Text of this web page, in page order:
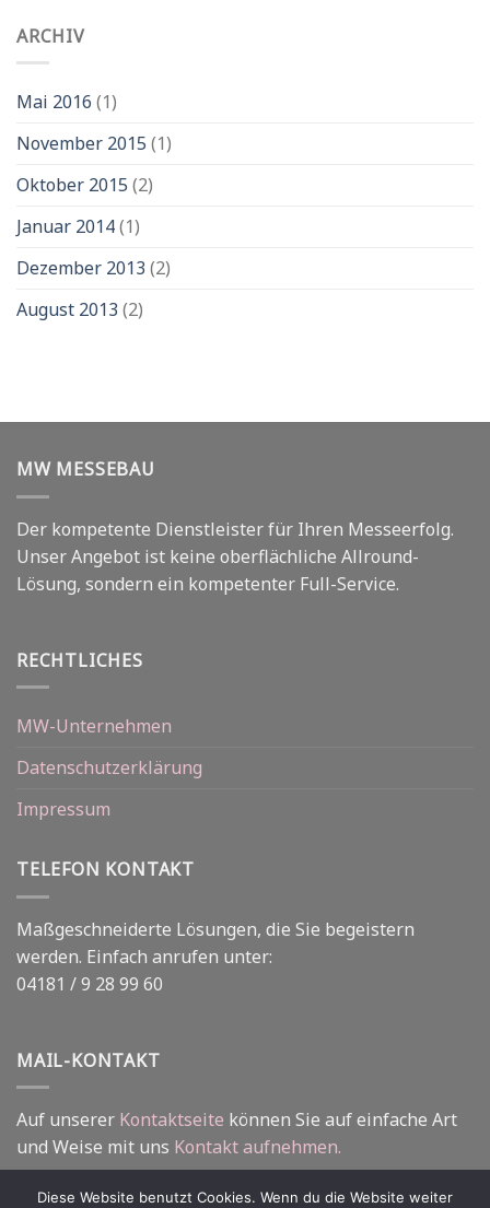
ARCHIV
Mai 2016 (1)
November 2015 (1)
Oktober 2015 (2)
Januar 2014(1)
Dezember 2013 (2)
August 2013 (2)
MW MESSEBAU
Der kompetente Dienstleister für Ihren Messeerfolg.
Unser Angebot ist keine oberflächliche Allround-
Lösung, sondern ein kompetenter Full-Service.
RECHTLICHES
MW-Unternehmen
Datenschutzerklärung
Impressum
TELEFON KONTAKT
Maßgeschneiderte Lösungen, die Sie begeistern
werden. Einfach anrufen unter:
04181 / 9 28 99 60
MAIL-KONTAKT
Auf unserer Kontaktseite können Sie auf einfache Art
und Weise mit uns Kontakt aufnehmen.
Diese Website benutzt Cookies. Wenn du die Website weiter